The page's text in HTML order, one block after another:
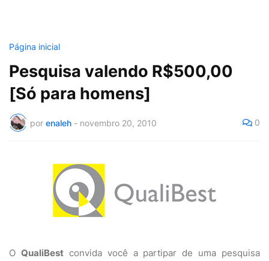
Página inicial
Pesquisa valendo R$500,00
[Só para homens]
por enaleh - novembro 20, 2010 0
O QualiBestconvida você a partipar de uma pesquisa